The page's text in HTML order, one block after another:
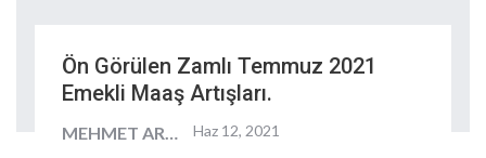
Ön Görülen Zamlı Temmuz 2021
Emekli Maaş Artışları.
MEHMET ARKIN Haz 12, 2021